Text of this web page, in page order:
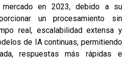
en 2023, debido a su
un procesamiento sin
real, escalabilidad extensa y
de IA continuas, permitiendo
respuestas más rápidas e